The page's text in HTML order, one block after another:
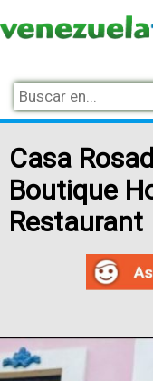
Casa
Boutique
Restaurant